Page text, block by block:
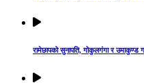
रामेछापको सुनापति, गोकुलगंगा र उमाकुण्ड